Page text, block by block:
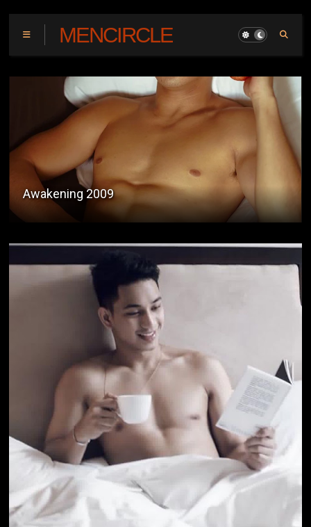
MENCIRCLE
Physical Examination